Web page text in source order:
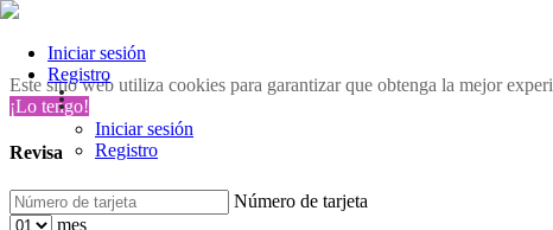
Este sitio web utiliza cookies para garantizar que obtenga la mejor
¡Lo tengo!
Revisa
Número de tarjeta
mes
Iniciar sesión
Registro
Iniciar sesión
Registro